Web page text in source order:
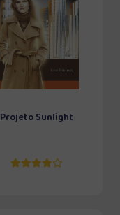
Projeto Sunlight